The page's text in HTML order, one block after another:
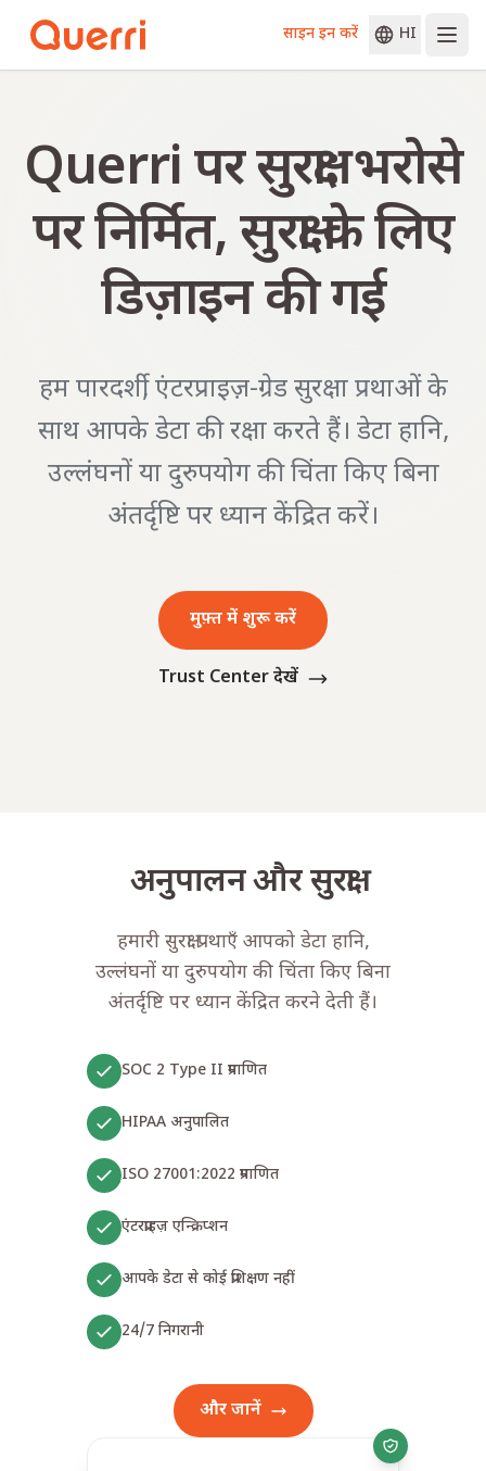
साइन इन करें HI
Querri पर सुरक्षा: भरोसे
पर निर्मित, सुरक्षा के लिए
डिज़ाइन की गई
हम पारदर्शी, एंटरप्राइज़-ग्रेड सुरक्षा प्रथाओं के
साथ आपके डेटा की रक्षा करते हैं। डेटा हानि,
उल्लंघनों या दुरुपयोग की चिंता किए बिना
अंतर्दृष्टि पर ध्यान केंद्रित करें।
मुफ़्त में शुरू करें
Trust Center देखें
अनुपालन और सुरक्षा
हमारी सुरक्षा प्रथाएँ आपको डेटा हानि,
उल्लंघनों या दुरुपयोग की चिंता किए बिना
अंतर्दृष्टि पर ध्यान केंद्रित करने देती हैं।
SOC 2 Type II प्रमाणित
HIPAA अनुपालित
ISO 27001:2022 प्रमाणित
एंटरप्राइज़ एन्क्रिप्शन
आपके डेटा से कोई प्रशिक्षण नहीं
24/7 निगरानी
और जानें